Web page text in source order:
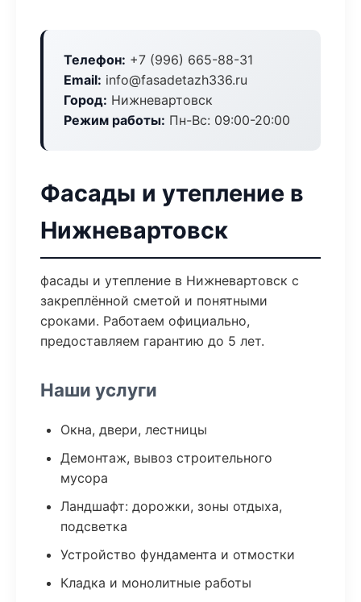
Телефон: +7 (996) 665-88-31
Email: info@fasadetazh336.ru
Город: Нижневартовск
Режим работы: Пн-Вс: 09:00-20:00
Фасады и утепление в
Нижневартовск
фасады и утепление в Нижневартовск с
закреплённой сметой и понятными
сроками. Работаем официально,
предоставляем гарантию до 5 лет.
Наши услуги
Окна, двери, лестницы
Демонтаж, вывоз строительного
мусора
Ландшафт: дорожки, зоны отдыха,
подсветка
Устройство фундамента и отмостки
Кладка и монолитные работы